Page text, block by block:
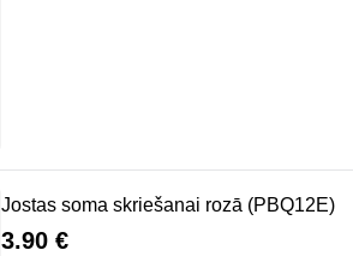
Jostas soma skriešanai rozā (PBQ12E)
3.90 €